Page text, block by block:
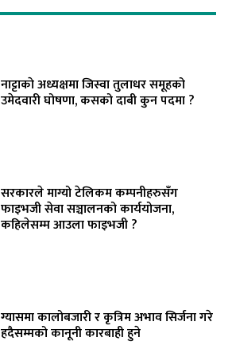
नाट्टाकाे अध्यक्षमा जिस्वा तुलाधर समूहको
उमेदवारी घोषणा, कसको दाबी कुन पदमा ?
सरकारले माग्यो टेलिकम कम्पनीहरुसँग
फाइभजी सेवा सञ्चालनको कार्ययोजना,
कहिलेसम्म आउला फाइभजी ?
ग्यासमा कालोबजारी र कृत्रिम अभाव सिर्जना गरे
हदैसम्मको कानूनी कारबाही हुने